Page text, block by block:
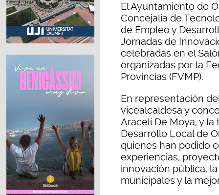
El Ayuntamiento de
Concejalía de
de Empleo y
Jornadas de
celebradas en el
organizadas por la
Provincias (FVMP).
En representación
vicealcaldesa y
Araceli De Moya, y
Desarrollo Local de
quienes han podido
experiencias,
innovación pública,
municipales y la